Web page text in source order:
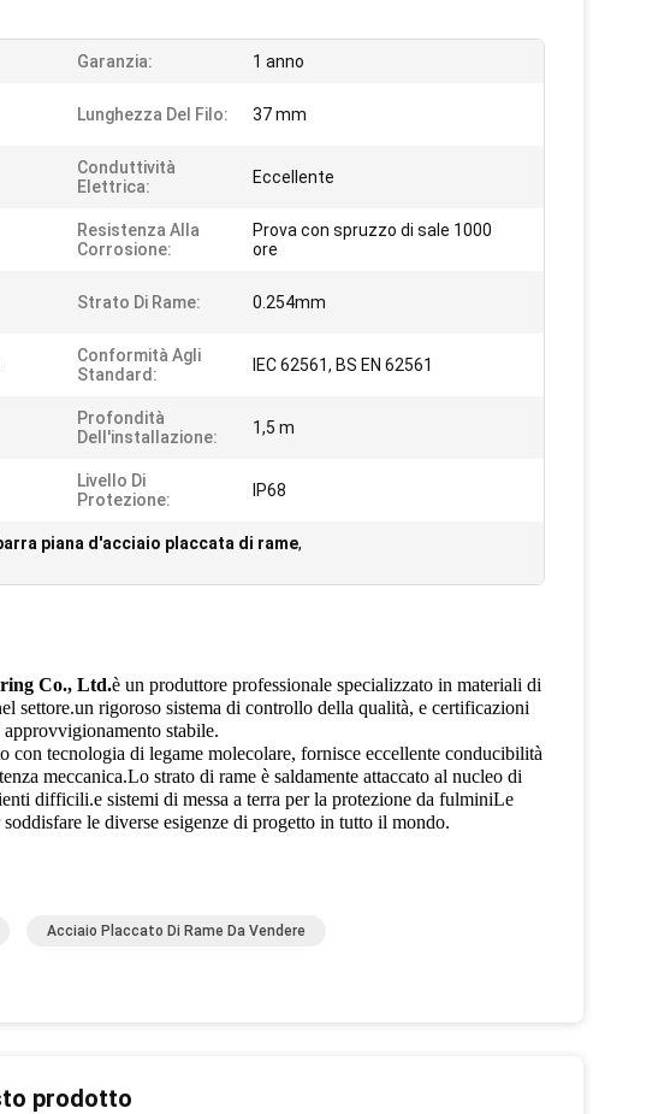
Garanzia: 1 anno
Lunghezza Del Filo: 37 mm
Conduttività
Elettrica:
Eccellente
Resistenza Alla
Corrosione:
Prova con spruzzo di sale 1000
ore
Strato Di Rame: 0.254mm
Conformità Agli
Standard:
IEC 62561, BS EN 62561
Profondità
Dell'installazione:
1,5 m
Livello Di
Protezione:
IP68
piana d'acciaio placcata di rame,
Co., Ltd.è un produttore professionale specializzato in materiali di
settore.un rigoroso sistema di controllo della qualità, e certificazioni
stabile.
con tecnologia di legame molecolare, fornisce eccellente conducibilità
meccanica.Lo strato di rame è saldamente attaccato al nucleo di
difficili.e sistemi di messa a terra per la protezione da fulminiLe
le diverse esigenze di progetto in tutto il mondo.
Acciaio Placcato Di Rame Da Vendere
prodotto